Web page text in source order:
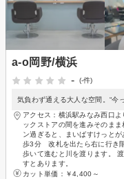
a-o岡野/横浜
-
(-件)
気負わず通える大人な空間。“今
アクセス：横浜駅みなみ西口
ックストアの間を進みそのま
ン過ぎると、まいばすけっと
歩3分 改札を出たら右に行き
歩いて進むと川を渡ります。
すとあります。
カット単価： ￥4,400～